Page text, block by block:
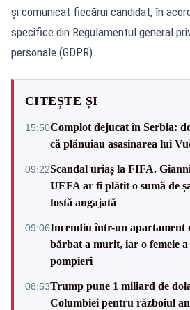
și comunicat fiecărui candidat, în
specifice din Regulamentul general
personale (GDPR).
CITEȘTE ȘI
15:50Complot dejucat în Serbia:
că plănuiau asasinarea lui
09:22Scandal uriaș la FIFA.
UEFA ar fi plătit o sumă de
fostă angajată
09:06Incendiu într-un apartament
bărbat a murit, iar o femeie a
pompieri
08:53Trump pune 1 miliard de
Columbiei pentru războiul